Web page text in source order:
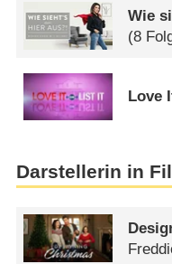
Wie
(8
Love
Darstellerin in